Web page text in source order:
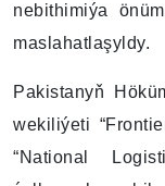
nebithimiýa
maslahatlaşyldy.
Pakistanyň
wekiliýeti
“National